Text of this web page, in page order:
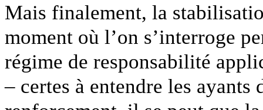
Mais finalement, la
moment où l’on s’interroge
régime de responsabilité
– certes à entendre les ayants